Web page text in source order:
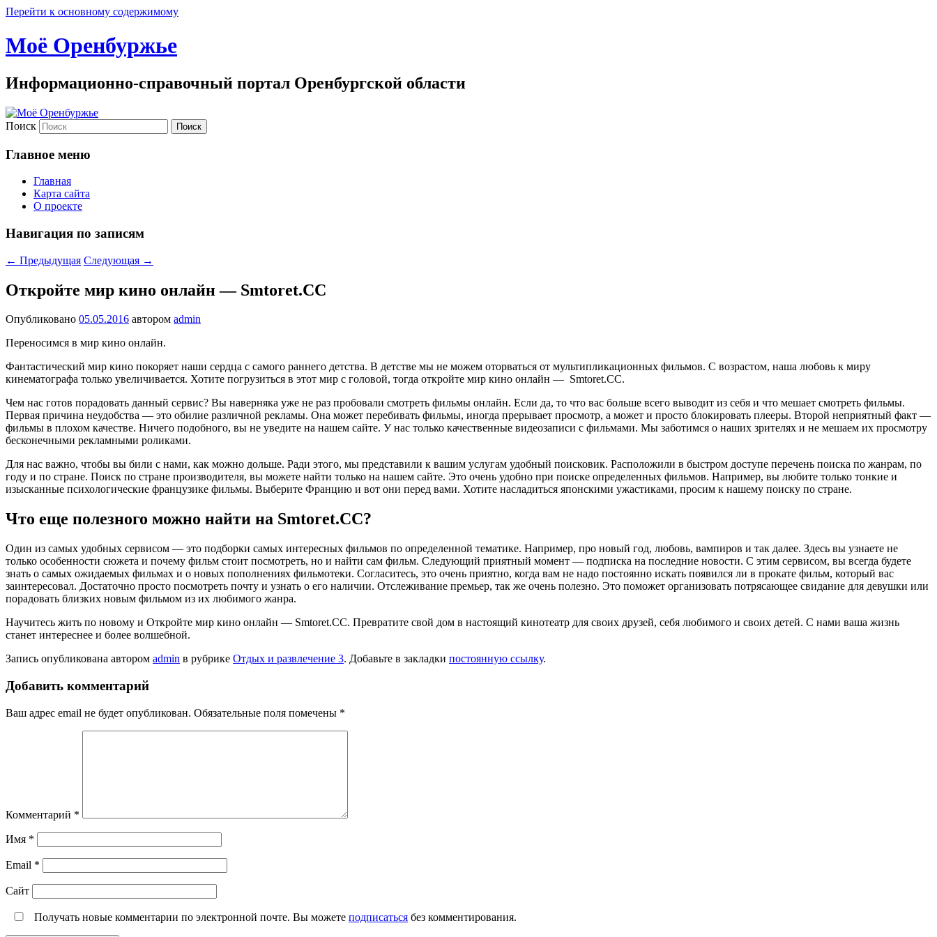
Перейти к основному содержимому
Моё Оренбуржье
Информационно-справочный портал Оренбургской области
Поиск
Главное меню
Главная
Карта сайта
О проекте
Навигация по записям
← Предыдущая Следующая →
Откройте мир кино онлайн — Smtoret.CC
Опубликовано 05.05.2016 автором admin
Переносимся в мир кино онлайн.
Фантастический мир кино покоряет наши сердца с самого раннего детства. В детстве мы не можем оторваться от мультипликационных фильмов. С возрастом, наша любовь к миру
кинематографа только увеличивается. Хотите погрузиться в этот мир с головой, тогда откройте мир кино онлайн — Smtoret.CC.
Чем нас готов порадовать данный сервис? Вы наверняка уже не раз пробовали смотреть фильмы онлайн. Если да, то что вас больше всего выводит из себя и что мешает смотреть фильмы.
Первая причина неудобства — это обилие различной рекламы. Она может перебивать фильмы, иногда прерывает просмотр, а может и просто блокировать плееры. Второй неприятный факт —
фильмы в плохом качестве. Ничего подобного, вы не уведите на нашем сайте. У нас только качественные видеозаписи с фильмами. Мы заботимся о наших зрителях и не мешаем их просмотру
бесконечными рекламными роликами.
Для нас важно, чтобы вы били с нами, как можно дольше. Ради этого, мы представили к вашим услугам удобный поисковик. Расположили в быстром доступе перечень поиска по жанрам, по
году и по стране. Поиск по стране производителя, вы можете найти только на нашем сайте. Это очень удобно при поиске определенных фильмов. Например, вы любите только тонкие и
изысканные психологические французике фильмы. Выберите Францию и вот они перед вами. Хотите насладиться японскими ужастиками, просим к нашему поиску по стране.
Что еще полезного можно найти на Smtoret.CC?
Один из самых удобных сервисом — это подборки самых интересных фильмов по определенной тематике. Например, про новый год, любовь, вампиров и так далее. Здесь вы узнаете не
только особенности сюжета и почему фильм стоит посмотреть, но и найти сам фильм. Следующий приятный момент — подписка на последние новости. С этим сервисом, вы всегда будете
знать о самых ожидаемых фильмах и о новых пополнениях фильмотеки. Согласитесь, это очень приятно, когда вам не надо постоянно искать появился ли в прокате фильм, который вас
заинтересовал. Достаточно просто посмотреть почту и узнать о его наличии. Отслеживание премьер, так же очень полезно. Это поможет организовать потрясающее свидание для девушки или
порадовать близких новым фильмом из их любимого жанра.
Научитесь жить по новому и Откройте мир кино онлайн — Smtoret.CC. Превратите свой дом в настоящий кинотеатр для своих друзей, себя любимого и своих детей. С нами ваша жизнь
станет интереснее и более волшебной.
Запись опубликована автором admin в рубрике Отдых и развлечение 3. Добавьте в закладки постоянную ссылку.
Добавить комментарий
Ваш адрес email не будет опубликован. Обязательные поля помечены *
Комментарий *
Имя *
Email *
Сайт
Получать новые комментарии по электронной почте. Вы можете подписаться без комментирования.